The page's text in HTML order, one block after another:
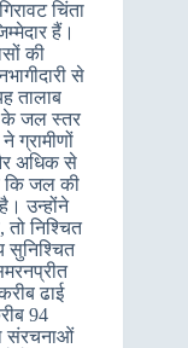
चिंता
हैं।
की
से
तालाब
के जल स्तर
ग्रामीणों
अधिक से
कि जल की
उन्होंने
निश्चित
सुनिश्चित
ढाई
94
संरचनाओं